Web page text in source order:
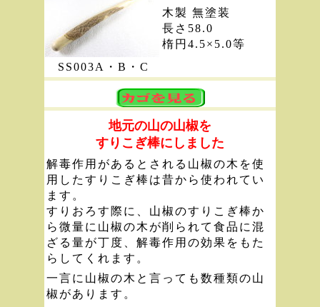
SS003A・B・C
木製 無塗装
長さ58.0
楕円4.5×5.0等
地元の山の山椒を
すりこぎ棒にしました
解毒作用があるとされる山椒の木を使
用したすりこぎ棒は昔から使われてい
ます。
すりおろす際に、山椒のすりこぎ棒か
ら微量に山椒の木が削られて食品に混
ざる量が丁度、解毒作用の効果をもた
らしてくれます。
一言に山椒の木と言っても数種類の山
椒があります。